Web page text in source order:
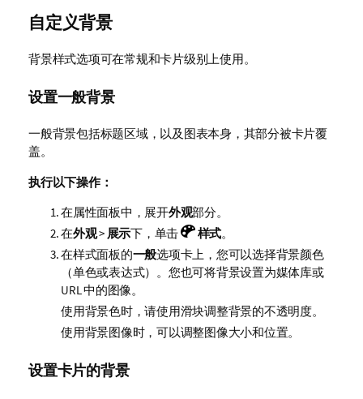
自定义背景
背景样式选项可在常规和卡片级别上使用。
设置一般背景
一般背景包括标题区域，以及图表本身，其部分被卡片覆
盖。
执行以下操作：
在属性面板中，展开外观部分。
在外观> 展示下，单击 样式。
在样式面板的一般选项卡上，您可以选择背景颜色
（单色或表达式）。您也可将背景设置为媒体库或
URL 中的图像。
使用背景色时，请使用滑块调整背景的不透明度。
使用背景图像时，可以调整图像大小和位置。
设置卡片的背景